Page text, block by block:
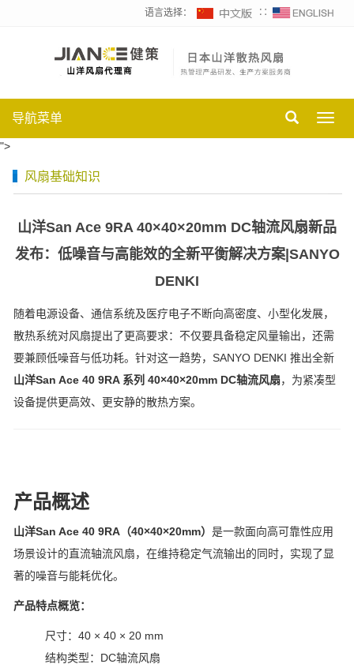
语言选择： ∷
导航菜单
">
风扇基础知识
山洋San Ace 9RA 40×40×20mm DC轴流风扇新品
发布：低噪音与高能效的全新平衡解决方案|SANYO
DENKI
随着电源设备、通信系统及医疗电子不断向高密度、小型化发展，
散热系统对风扇提出了更高要求：不仅要具备稳定风量输出，还需
要兼顾低噪音与低功耗。针对这一趋势， SANYO DENKI 推出全新
山洋San Ace 40 9RA 系列 40×40×20mm DC轴流风扇，为紧凑型
设备提供更高效、更安静的散热方案。
产品概述
山洋San Ace 40 9RA（40×40×20mm） 是一款面向高可靠性应用
场景设计的直流轴流风扇，在维持稳定气流输出的同时，实现了显
著的噪音与能耗优化。
产品特点概览：
尺寸：40 × 40 × 20 mm
结构类型：DC轴流风扇